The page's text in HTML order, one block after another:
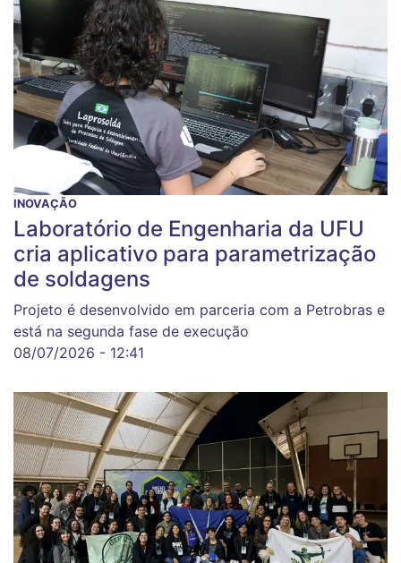
INOVAÇÃO
Laboratório de Engenharia da UFU
cria aplicativo para parametrização
de soldagens
Projeto é desenvolvido em parceria com a Petrobras e
está na segunda fase de execução
08/07/2026 - 12:41